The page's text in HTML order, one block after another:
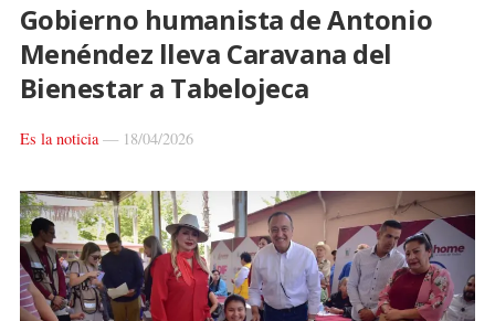
Gobierno humanista de Antonio
Menéndez lleva Caravana del
Bienestar a Tabelojeca
Es la noticia— 18/04/2026